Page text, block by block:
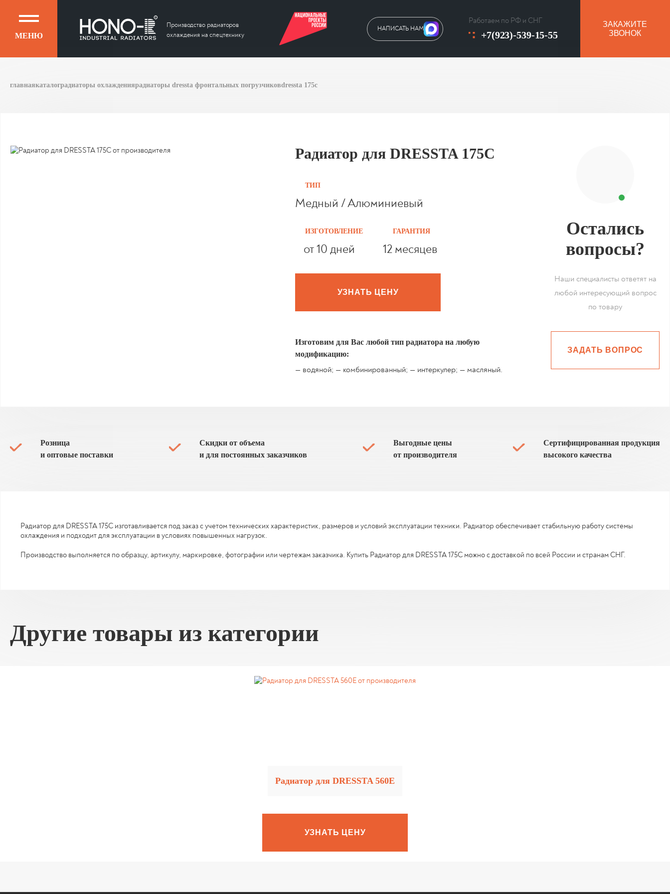
МЕНЮ
Производство радиаторов
охлаждения на спецтехнику
НАПИСАТЬ НАМ
Работаем по РФ и СНГ
+7(923)-539-15-55
ЗАКАЖИТЕ
ЗВОНОК
главнаякаталоградиаторы охлаждениярадиаторы dressta фронтальных погрузчиковdressta 175c
Радиатор для DRESSTA 175C
ТИП
Медный / Алюминиевый
ИЗГОТОВЛЕНИЕ
от 10 дней
ГАРАНТИЯ
12 месяцев
УЗНАТЬ ЦЕНУ
Изготовим для Вас любой тип радиатора на любую
модификацию:
— водяной; — комбинированный; — интеркулер; — масляный.
Остались
вопросы?
Наши специалисты ответят на
любой интересующий вопрос
по товару
ЗАДАТЬ ВОПРОС
Розница
и оптовые поставки
Скидки от объема
и для постоянных заказчиков
Выгодные цены
от производителя
Сертифицированная продукция
высокого качества
Радиатор для DRESSTA 175C изготавливается под заказ с учетом технических характеристик, размеров и условий эксплуатации техники. Радиатор обеспечивает стабильную работу системы
охлаждения и подходит для эксплуатации в условиях повышенных нагрузок.
Производство выполняется по образцу, артикулу, маркировке, фотографии или чертежам заказчика. Купить Радиатор для DRESSTA 175C можно с доставкой по всей России и странам СНГ.
Другие товары из категории
Радиатор для DRESSTA 560E
УЗНАТЬ ЦЕНУ